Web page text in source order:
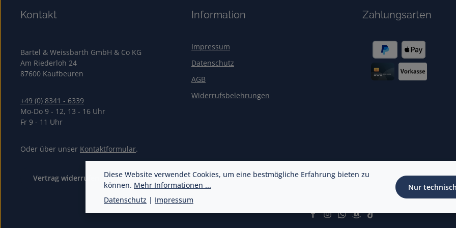
Kontakt
Bartel & Weissbarth GmbH & Co KG
Am Riederloh 24
87600 Kaufbeuren
+49 (0) 8341 - 6339
Mo-Do 9 - 12, 13 - 16 Uhr
Fr 9 - 11 Uhr
Oder über unser Kontaktformular.
Vertrag widerrufen
Information
Impressum
Datenschutz
AGB
Widerrufsbelehrungen
Zahlungsarten
Diese Website verwendet Cookies, um eine bestmögliche Erfahrung bieten zu
können. Mehr Informationen ...
Datenschutz | Impressum
Nur